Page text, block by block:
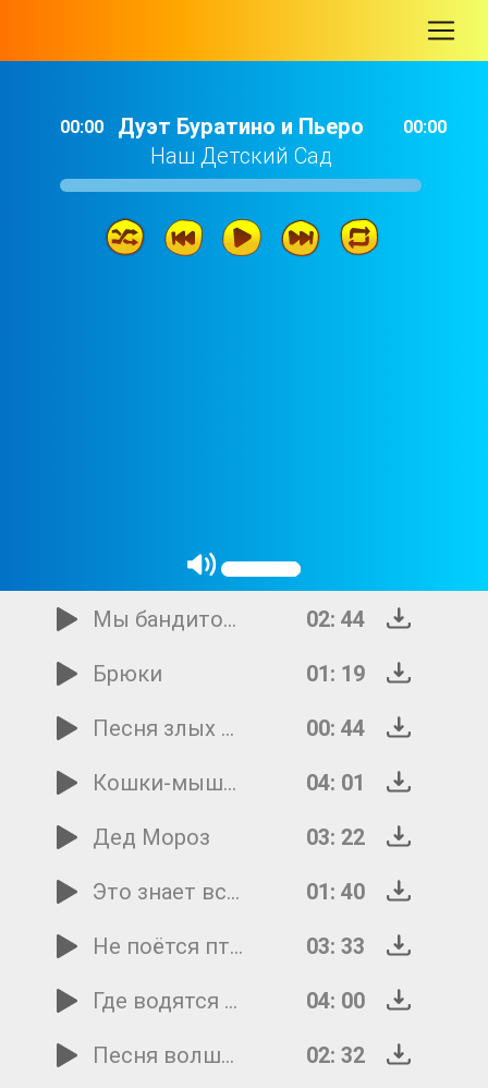
00:00
Дуэт Буратино и Пьеро
Наш Детский Сад
00:00
Звездочет
Мы бандито-гангстерито
02: 44
Брюки
01: 19
Песня злых кошек
00: 44
Кошки-мышки
04: 01
Дед Мороз
03: 22
Это знает всякий
01: 40
Не поётся птицам без небес
03: 33
Где водятся волшебники
04: 00
Песня волшебника Сулеймана
02: 32